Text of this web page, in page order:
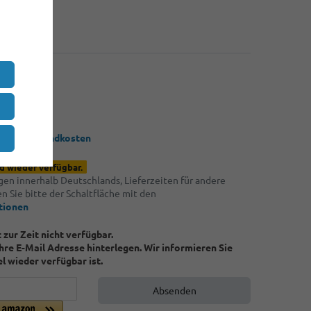
€
/ Stück
Versandkosten
wieder verfügbar.
innerhalb Deutschlands, Lieferzeiten für andere
Sie bitte der Schaltfläche mit den
Zeit nicht verfügbar.
E-Mail Adresse hinterlegen. Wir informieren Sie
wieder verfügbar ist.
Absenden